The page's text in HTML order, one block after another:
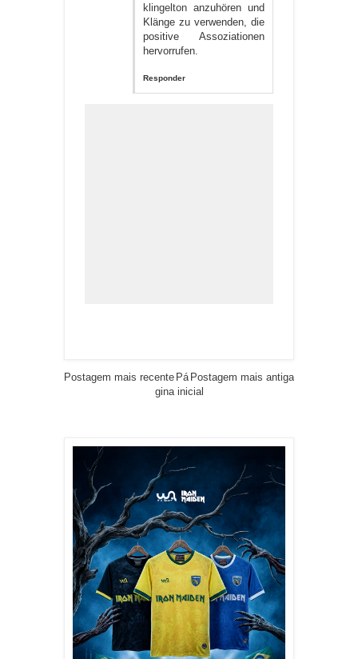
klingelton anzuhören und
Klänge zu verwenden, die
positive Assoziationen
hervorrufen.
Responder
Postagem mais recente Postagem mais antiga
Pá
gina inicial